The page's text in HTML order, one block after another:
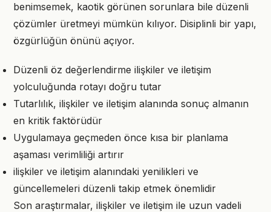
benimsemek, kaotik görünen sorunlara bile düzenli
çözümler üretmeyi mümkün kılıyor. Disiplinli bir yapı,
özgürlüğün önünü açıyor.
Düzenli öz değerlendirme ilişkiler ve iletişim
yolculuğunda rotayı doğru tutar
Tutarlılık, ilişkiler ve iletişim alanında sonuç almanın
en kritik faktörüdür
Uygulamaya geçmeden önce kısa bir planlama
aşaması verimliliği artırır
ilişkiler ve iletişim alanındaki yenilikleri ve
güncellemeleri düzenli takip etmek önemlidir
Son araştırmalar, ilişkiler ve iletişim ile uzun vadeli